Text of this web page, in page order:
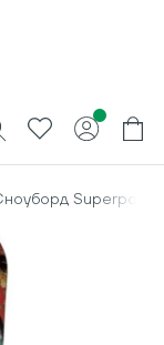
Superpark